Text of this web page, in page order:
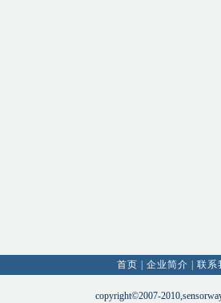
首页 企业简介 联系
copyright©2007-